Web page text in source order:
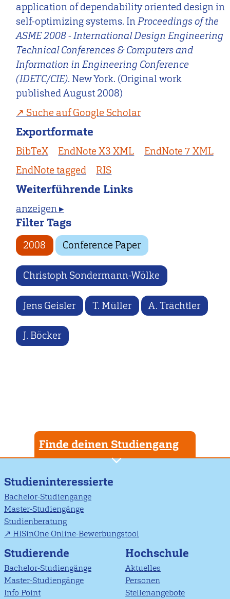
application of dependability oriented design in
self-optimizing systems. InProceedings of the
ASME 2008 - International Design Engineering
Technical Conferences & Computers and
Information in Engineering Conference
(IDETC/CIE). New York. (Original work
published August 2008)
Suche auf Google Scholar
Exportformate
BibTeX EndNote X3 XML
EndNote 7 XML
EndNote tagged
RIS
Weiterführende Links
anzeigen ▸
Filter Tags
2008 Conference Paper
Christoph Sondermann-Wölke
Jens Geisler T. Müller A. Trächtler
J. Böcker
Finde deinen Studiengang
Studieninteressierte
Bachelor-Studiengänge
Master-Studiengänge
Studienberatung
HISinOne Online-Bewerbungstool
Studierende
Bachelor-Studiengänge
Master-Studiengänge
Info Point
Hochschule
Aktuelles
Personen
Stellenangebote